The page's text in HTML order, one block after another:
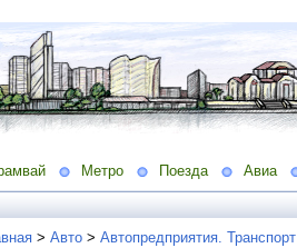
Метро Поезда Авиа
> Авто > Автопредприятия. Транспорт